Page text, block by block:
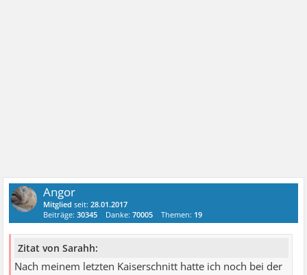
Angor
Mitglied seit:28.01.2017
Beiträge:30345 Danke:70005 Themen: 19
Zitat von Sarahh:
Nach meinem letzten Kaiserschnitt hatte ich noch bei der